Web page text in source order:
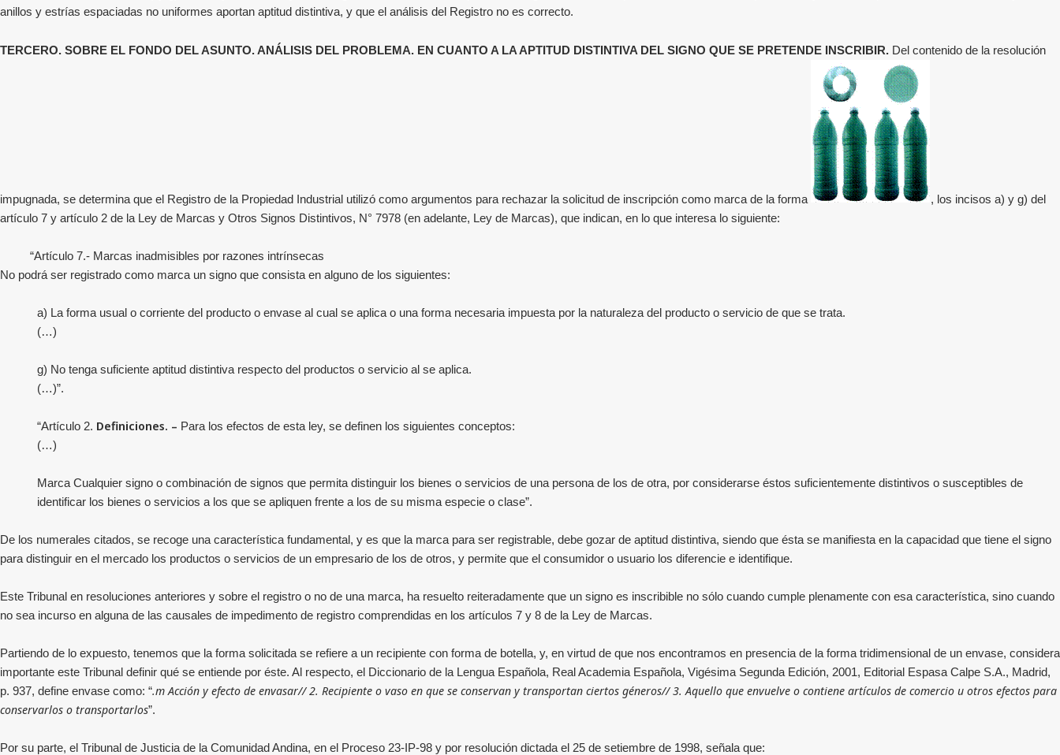
anillos y estrías espaciadas no uniformes aportan aptitud distintiva, y que el análisis del Registro no es correcto.
TERCERO. SOBRE EL FONDO DEL ASUNTO. ANÁLISIS DEL PROBLEMA. EN CUANTO A LA APTITUD DISTINTIVA DEL SIGNO QUE SE PRETENDE INSCRIBIR. Del contenido de la resolución
impugnada, se determina que el Registro de la Propiedad Industrial utilizó como argumentos para rechazar la solicitud de inscripción como marca de la forma
, los incisos a) y g) del
artículo 7 y artículo 2 de la Ley de Marcas y Otros Signos Distintivos, N° 7978 (en adelante, Ley de Marcas), que indican, en lo que interesa lo siguiente:
“Artículo 7.- Marcas inadmisibles por razones intrínsecas
No podrá ser registrado como marca un signo que consista en alguno de los siguientes:
a) La forma usual o corriente del producto o envase al cual se aplica o una forma necesaria impuesta por la naturaleza del producto o servicio de que se trata.
(…)
g) No tenga suficiente aptitud distintiva respecto del productos o servicio al se aplica.
(…)”.
“Artículo 2. Definiciones. – Para los efectos de esta ley, se definen los siguientes conceptos:
(…)
Marca Cualquier signo o combinación de signos que permita distinguir los bienes o servicios de una persona de los de otra, por considerarse éstos suficientemente distintivos o susceptibles de
identificar los bienes o servicios a los que se apliquen frente a los de su misma especie o clase”.
De los numerales citados, se recoge una característica fundamental, y es que la marca para ser registrable, debe gozar de aptitud distintiva, siendo que ésta se manifiesta en la capacidad que tiene el signo
para distinguir en el mercado los productos o servicios de un empresario de los de otros, y permite que el consumidor o usuario los diferencie e identifique.
Este Tribunal en resoluciones anteriores y sobre el registro o no de una marca, ha resuelto reiteradamente que un signo es inscribible no sólo cuando cumple plenamente con esa característica, sino cuando
no sea incurso en alguna de las causales de impedimento de registro comprendidas en los artículos 7 y 8 de la Ley de Marcas.
Partiendo de lo expuesto, tenemos que la forma solicitada se refiere a un recipiente con forma de botella, y, en virtud de que nos encontramos en presencia de la forma tridimensional de un envase, considera
importante este Tribunal definir qué se entiende por éste. Al respecto, el Diccionario de la Lengua Española, Real Academia Española, Vigésima Segunda Edición, 2001, Editorial Espasa Calpe S.A., Madrid,
p. 937, define envase como: “.m Acción y efecto de envasar// 2. Recipiente o vaso en que se conservan y transportan ciertos géneros// 3. Aquello que envuelve o contiene artículos de comercio u otros efectos para
conservarlos o transportarlos”.
Por su parte, el Tribunal de Justicia de la Comunidad Andina, en el Proceso 23-IP-98 y por resolución dictada el 25 de setiembre de 1998, señala que: